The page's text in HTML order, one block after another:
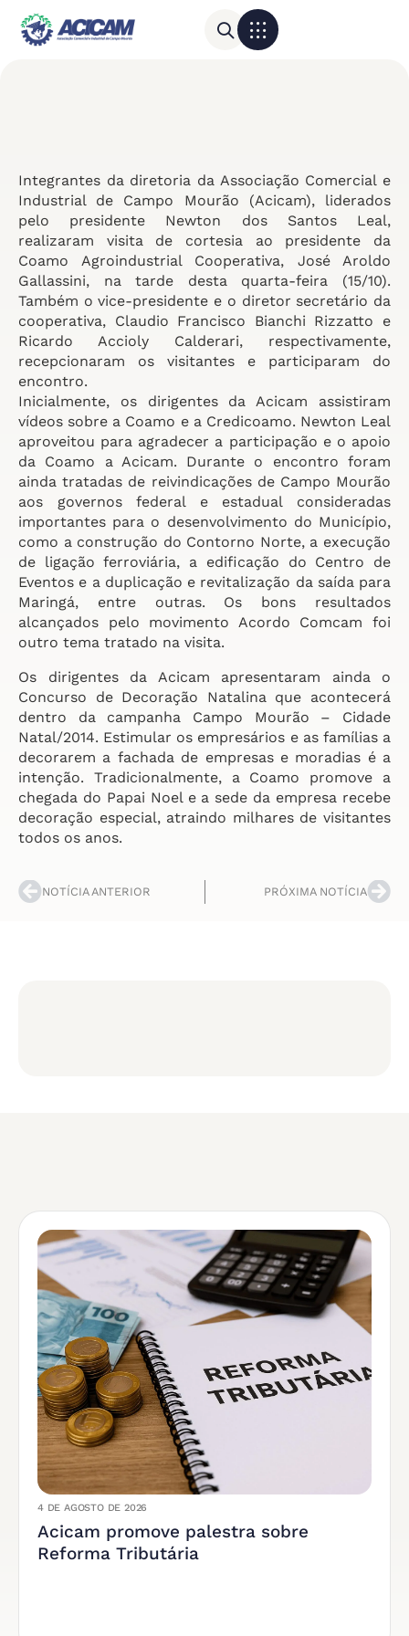
Integrantes da diretoria da Associação Comercial e
Industrial de Campo Mourão (Acicam), liderados
pelo presidente Newton dos Santos Leal,
realizaram visita de cortesia ao presidente da
Coamo Agroindustrial Cooperativa, José Aroldo
Gallassini, na tarde desta quarta-feira (15/10).
Também o vice-presidente e o diretor secretário da
cooperativa, Claudio Francisco Bianchi Rizzatto e
Ricardo Accioly Calderari, respectivamente,
recepcionaram os visitantes e participaram do
encontro.
Inicialmente, os dirigentes da Acicam assistiram
vídeos sobre a Coamo e a Credicoamo. Newton Leal
aproveitou para agradecer a participação e o apoio
da Coamo a Acicam. Durante o encontro foram
ainda tratadas de reivindicações de Campo Mourão
aos governos federal e estadual consideradas
importantes para o desenvolvimento do Município,
como a construção do Contorno Norte, a execução
de ligação ferroviária, a edificação do Centro de
Eventos e a duplicação e revitalização da saída para
Maringá, entre outras. Os bons resultados
alcançados pelo movimento Acordo Comcam foi
outro tema tratado na visita.
Os dirigentes da Acicam apresentaram ainda o
Concurso de Decoração Natalina que acontecerá
dentro da campanha Campo Mourão – Cidade
Natal/2014. Estimular os empresários e as famílias a
decorarem a fachada de empresas e moradias é a
intenção. Tradicionalmente, a Coamo promove a
chegada do Papai Noel e a sede da empresa recebe
decoração especial, atraindo milhares de visitantes
todos os anos.
NOTÍCIA ANTERIOR PRÓXIMA NOTÍCIA
4 DE AGOSTO DE 2026
Acicam promove palestra sobre
Reforma Tributária